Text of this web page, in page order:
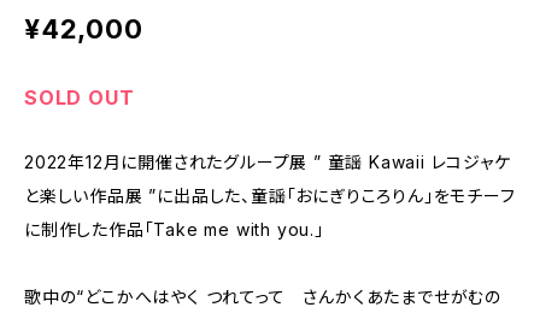
¥42,000
SOLD OUT
2022年12月に開催されたグループ展 ” 童謡 Kawaii レコジャケ
と楽しい作品展 ”に出品した、童謡「おにぎりころりん」をモチーフ
に制作した作品「Take me with you.」
歌中の“どこかへはやく つれてって さんかくあたまでせがむの